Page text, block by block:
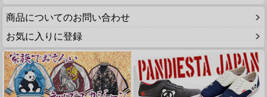
商品についてのお問い合わせ
お気に入りに登録